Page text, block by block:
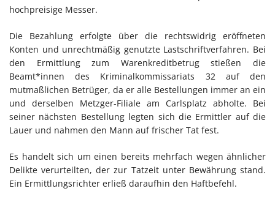
hochpreisige Messer.
Die Bezahlung erfolgte über die rechtswidrig eröffneten
Konten und unrechtmäßig genutzte Lastschriftverfahren. Bei
den Ermittlung zum Warenkreditbetrug stießen die
Beamt*innen des Kriminalkommissariats 32 auf den
mutmaßlichen Betrüger, da er alle Bestellungen immer an ein
und derselben Metzger-Filiale am Carlsplatz abholte. Bei
seiner nächsten Bestellung legten sich die Ermittler auf die
Lauer und nahmen den Mann auf frischer Tat fest.
Es handelt sich um einen bereits mehrfach wegen ähnlicher
Delikte verurteilten, der zur Tatzeit unter Bewährung stand.
Ein Ermittlungsrichter erließ daraufhin den Haftbefehl.